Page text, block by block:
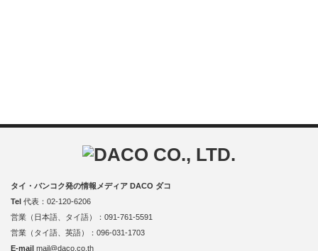
タイ・バンコク発の情報メディア DACO ダコ
Tel 代表：02-120-6206
営業（日本語、タイ語）：091-761-5591
営業（タイ語、英語）：096-031-1703
E-mail mail@daco.co.th